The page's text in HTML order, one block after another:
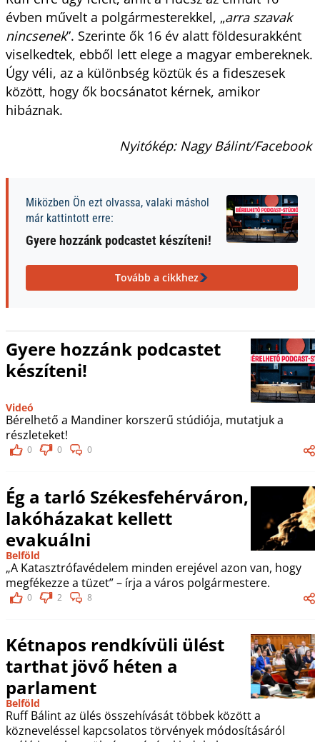
évben művelt a polgármesterekkel, „arra szavak
nincsenek”. Szerinte ők 16 év alatt földesurakként
viselkedtek, ebből lett elege a magyar embereknek.
Úgy véli, az a különbség köztük és a fideszesek
között, hogy ők bocsánatot kérnek, amikor
hibáznak.
Nyitókép: Nagy Bálint/Facebook
Miközben Ön ezt olvassa, valaki máshol
már kattintott erre:
Gyere hozzánk podcastet készíteni!
Tovább a cikkhez
Gyere hozzánk podcastet
készíteni!
Videó
Bérelhető a Mandiner korszerű stúdiója, mutatjuk a
részleteket!
0 0 0
Ég a tarló Székesfehérváron,
lakóházakat kellett
evakuálni
Belföld
„A Katasztrófavédelem minden erejével azon van, hogy
megfékezze a tüzet” – írja a város polgármestere.
0 2 8
Kétnapos rendkívüli ülést
tarthat jövő héten a
parlament
Belföld
Ruff Bálint az ülés összehívását többek között a
közneveléssel kapcsolatos törvények módosításáról